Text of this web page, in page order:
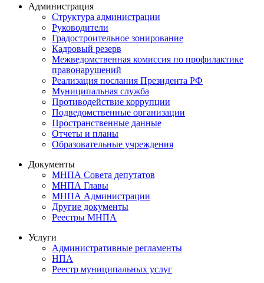
Администрация
Структура администрации
Руководители
Градостроительное зонирование
Кадровый резерв
Межведомственная комиссия по профилактике
правонарушений
Реализация послания Президента РФ
Муниципальная служба
Противодействие коррупции
Подведомственные организации
Пространственные данные
Отчеты и планы
Образовательные учреждения
Документы
МНПА Совета депутатов
МНПА Главы
МНПА Администрации
Другие документы
Реестры МНПА
Услуги
Административные регламенты
НПА
Реестр муниципальных услуг